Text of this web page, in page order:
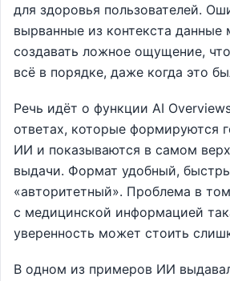
для здоровья пользователей.
вырванные из контекста данные
создавать ложное ощущение,
всё в порядке, даже когда это
Речь идёт о функции AI
ответах, которые формируются
ИИ и показываются в самом
выдачи. Формат удобный,
«авторитетный». Проблема в
с медицинской информацией
уверенность может стоить
В одном из примеров ИИ